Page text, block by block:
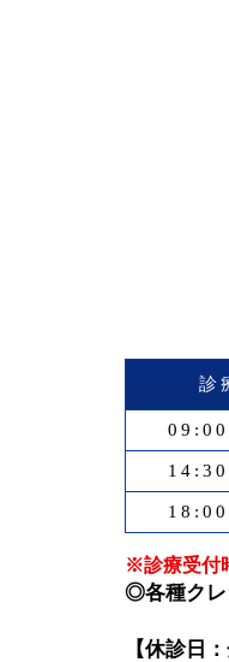
診
※診療受付
◎各種クレ
【休診日